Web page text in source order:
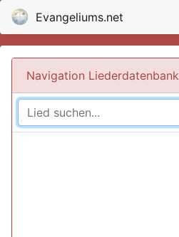
Evangeliums.net
Navigation Liederdatenbank